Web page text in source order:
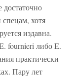
достаточно
хотя
издавна.
fournieri либо E.
практически
Пару лет